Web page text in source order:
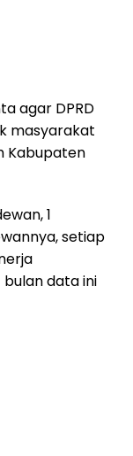
agar DPRD
masyarakat
Kabupaten
1
setiap
data ini